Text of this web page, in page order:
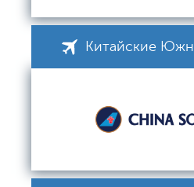
Китайские